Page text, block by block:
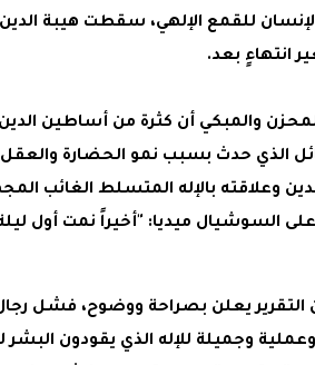
للقمع الإلهي، سقطت هيبة الدين
انتهاءٍ بعد.
والمبكي أن كثرة من أساطين الدين
الذي حدث بسبب نمو الحضارة
وعلاقته بالإله المتسلط الغائب
السوشيال ميديا: "أخيراً نمت أول ليلة
التقرير يعلن بصراحة ووضوح، فشل رجال
وجميلة للإله الذي يقودون البشر